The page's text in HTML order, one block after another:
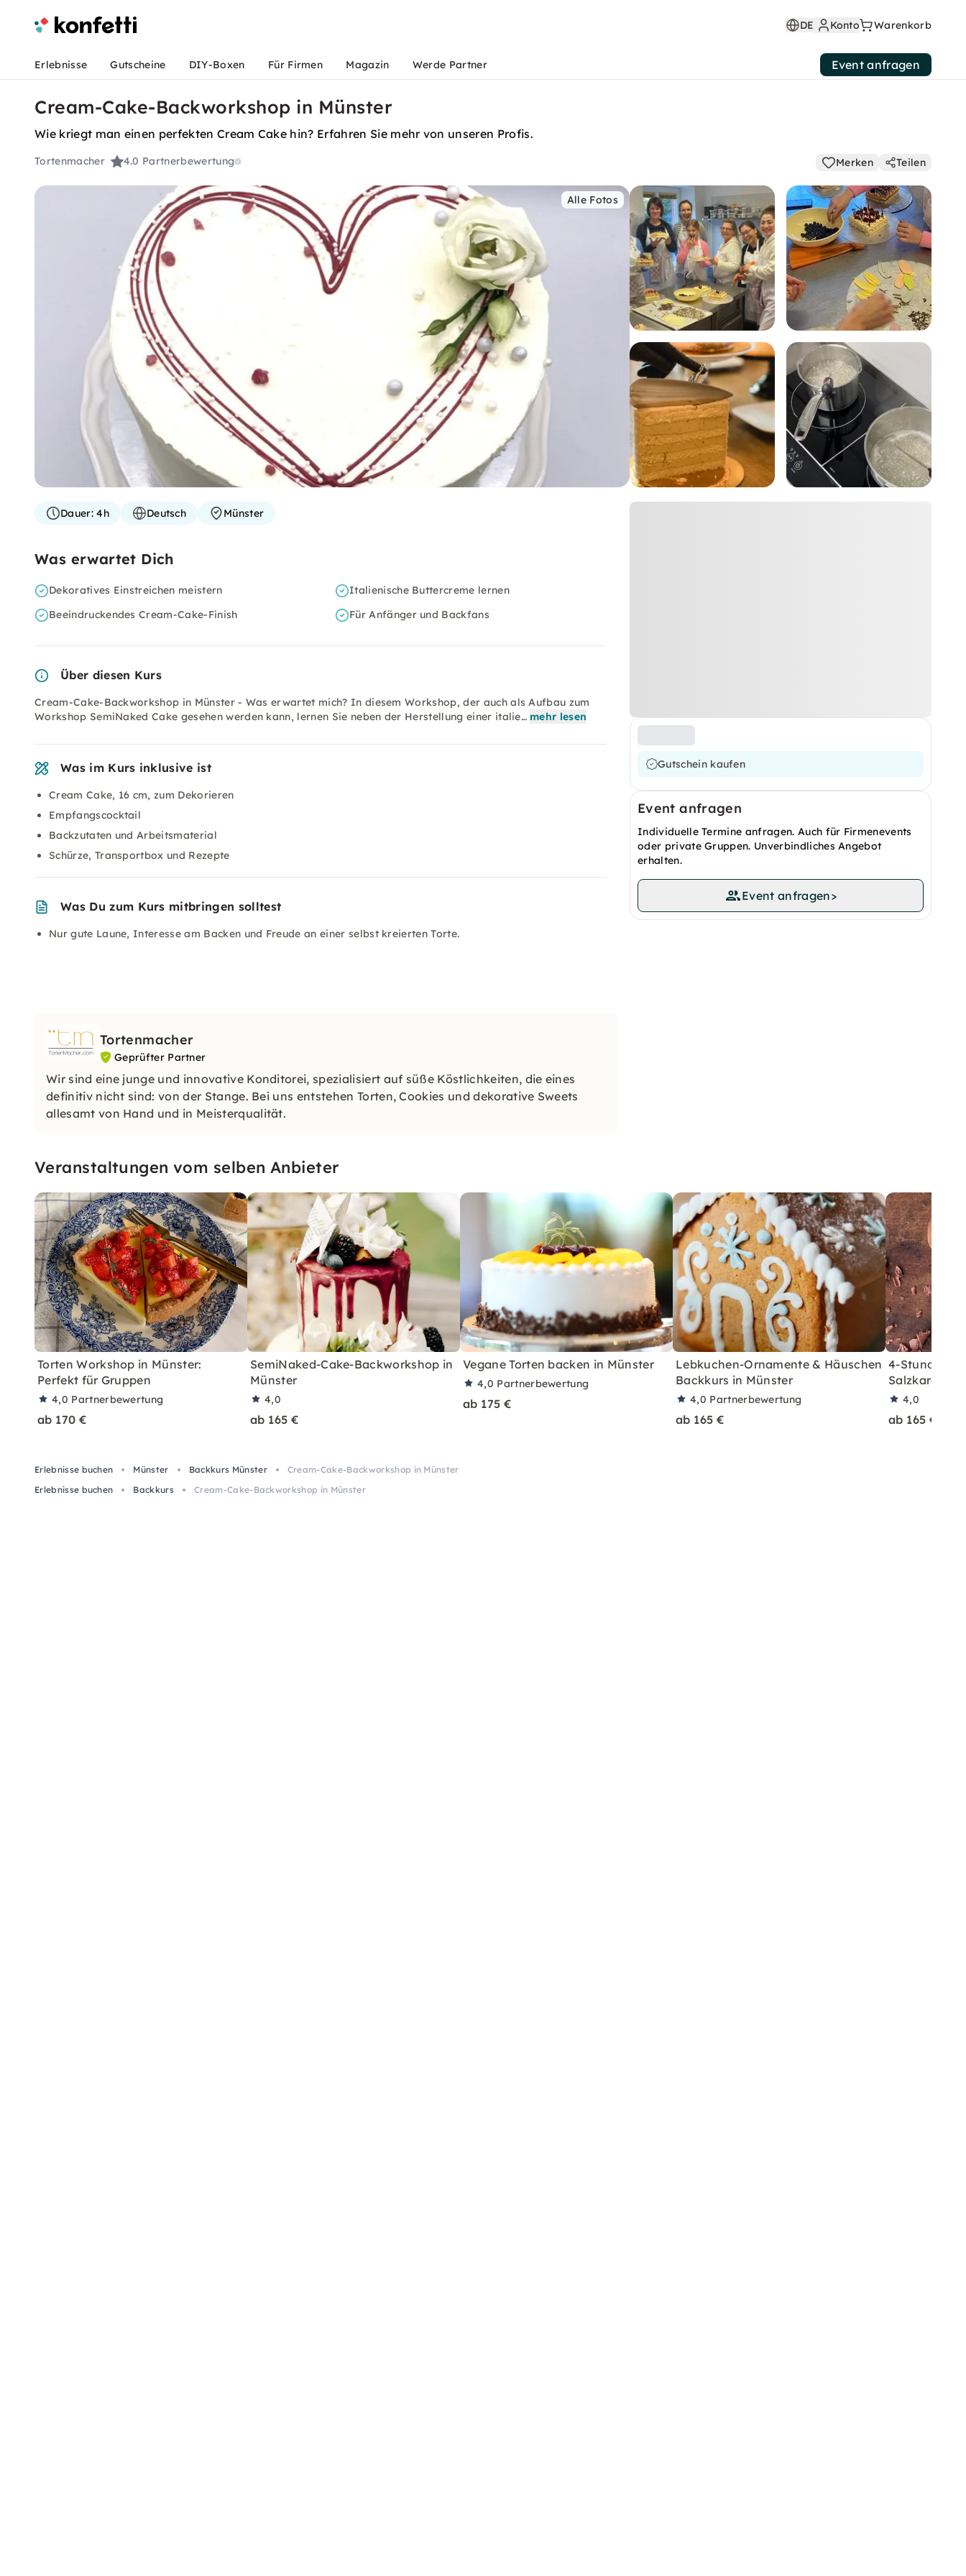
DE Konto Warenkorb
Erlebnisse Gutscheine DIY-Boxen Für Firmen Magazin Werde Partner Event anfragen
Cream-Cake-Backworkshop in Münster
Wie kriegt man einen perfekten Cream Cake hin? Erfahren Sie mehr von unseren Profis.
Tortenmacher 4.0 Partnerbewertung Merken Teilen
Alle Fotos
Gutschein kaufen
Event anfragen
Individuelle Termine anfragen. Auch für Firmenevents
oder private Gruppen. Unverbindliches Angebot
erhalten.
Event anfragen>
Dauer:4h Deutsch Münster
Was erwartet Dich
Dekoratives Einstreichen meistern
Italienische Buttercreme lernen
Beeindruckendes Cream-Cake-Finish
Für Anfänger und Backfans
Über diesen Kurs
Cream-Cake-Backworkshop in Münster - Was erwartet mich? In diesem Workshop, der auch als Aufbau zum
Workshop SemiNaked Cake gesehen werden kann, lernen Sie neben der Herstellung einer italie… mehr lesen
Was im Kurs inklusive ist
Cream Cake, 16 cm, zum Dekorieren
Empfangscocktail
Backzutaten und Arbeitsmaterial
Schürze, Transportbox und Rezepte
Was Du zum Kurs mitbringen solltest
Nur gute Laune, Interesse am Backen und Freude an einer selbst kreierten Torte.
Tortenmacher
Geprüfter Partner
Wir sind eine junge und innovative Konditorei, spezialisiert auf süße Köstlichkeiten, die eines
definitiv nicht sind: von der Stange. Bei uns entstehen Torten, Cookies und dekorative Sweets
allesamt von Hand und in Meisterqualität.
Veranstaltungen vom selben Anbieter
Torten Workshop in Münster:
Perfekt für Gruppen
4,0 Partnerbewertung
ab 170 €
SemiNaked-Cake-Backworkshop in
Münster
4,0
ab 165 €
Vegane Torten backen in Münster
4,0 Partnerbewertung
ab 175 €
Lebkuchen-Ornamente & Häuschen
Backkurs in Münster
4,0 Partnerbewertung
ab 165 €
4-Stunden
4,0
ab 165 €
Erlebnisse buchen Münster Backkurs Münster
Cream-Cake-Backworkshop in Münster
Erlebnisse buchen
Backkurs Cream-Cake-Backworkshop in Münster